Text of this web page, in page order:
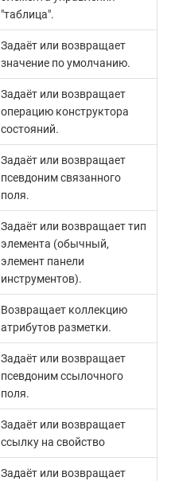
"таблица".
Задаёт или возвращает
значение по умолчанию.
Задаёт или возвращает
операцию конструктора
состояний.
Задаёт или возвращает
псевдоним связанного
поля.
Задаёт или возвращает тип
элемента (обычный,
элемент панели
инструментов).
Возвращает коллекцию
атрибутов разметки.
Задаёт или возвращает
псевдоним ссылочного
поля.
Задаёт или возвращает
ссылку на свойство
Задаёт или возвращает